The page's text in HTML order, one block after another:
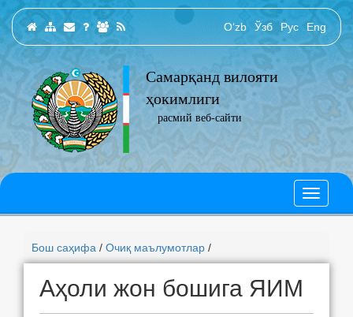
O‘zb Ўзб Рус Eng
Самарқанд вилояти
ҳокимлиги
расмий веб-сайти
Бош саҳифа / Очиқ маълумотлар /
Аҳоли жон бошига ЯИМ